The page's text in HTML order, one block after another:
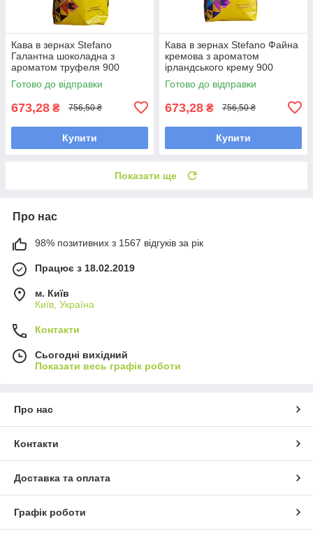
Кава в зернах Stefano
Галантна шоколадна з
ароматом труфеля 900
грамів
Готово до відправки
673,28 ₴ 756,50 ₴
Купити
Кава в зернах Stefano Файна
кремова з ароматом
ірландського крему 900
грамів
Готово до відправки
673,28 ₴ 756,50 ₴
Купити
Показати ще
Про нас
98% позитивних з 1567 відгуків за рік
Працює з 18.02.2019
м. Київ
Київ, Україна
Контакти
Сьогодні вихідний
Показати весь графік роботи
Про нас
Контакти
Доставка та оплата
Графік роботи